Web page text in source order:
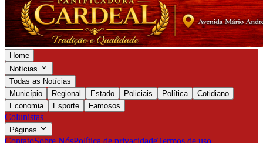
Home
Notícias
Todas as Notícias
Município
Regional Estado Policiais Política
Cotidiano
Economia
Esporte Famosos
Colunistas
Páginas
ContatoSobre NósPolítica de privacidadeTermos de uso